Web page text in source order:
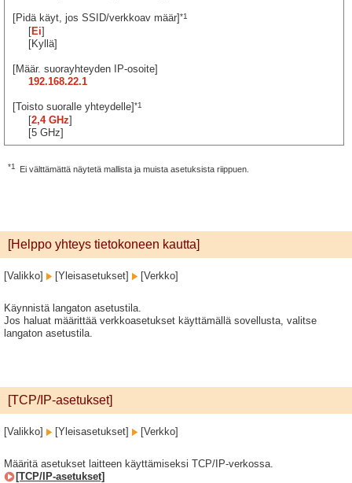
[Pidä käyt, jos SSID/verkkoav määr]*1
[Ei]
[Kyllä]
[Määr. suorayhteyden IP-osoite]
192.168.22.1
[Toisto suoralle yhteydelle]*1
[2,4 GHz]
[5 GHz]
*1 Ei välttämättä näytetä mallista ja muista asetuksista riippuen.
[Helppo yhteys tietokoneen kautta]
[Valikko] [Yleisasetukset] [Verkko]
Käynnistä langaton asetustila.
Jos haluat määrittää verkkoasetukset käyttämällä sovellusta, valitse
langaton asetustila.
[TCP/IP-asetukset]
[Valikko] [Yleisasetukset] [Verkko]
Määritä asetukset laitteen käyttämiseksi TCP/IP-verkossa.
[TCP/IP-asetukset]